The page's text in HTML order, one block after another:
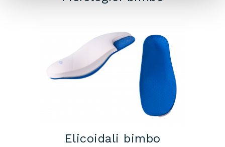
Elicoidali bimbo